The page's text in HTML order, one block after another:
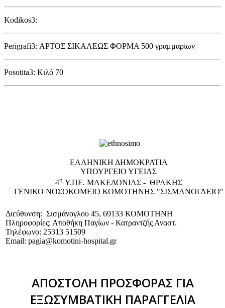
Kodikos3:
Perigrafi3: ΑΡΤΟΣ ΣΙΚΑΛΕΩΣ ΦΟΡΜΑ 500 γραμμαρίων
Posotita3: Κιλό 70
EΛΛΗΝΙΚΗ ΔΗΜΟΚΡΑΤΙΑ
ΥΠΟΥΡΓΕΙΟ ΥΓΕΙΑΣ
4η Υ.ΠΕ. ΜΑΚΕΔΟΝΙΑΣ - ΘΡΑΚΗΣ
ΓΕΝΙΚΟ NΟΣΟΚΟΜΕΙΟ ΚΟΜΟΤΗΝΗΣ "ΣΙΣΜΑΝΟΓΛΕΙΟ"
Διεύθυνση: Σισμάνογλου 45, 69133 ΚΟΜΟΤΗΝΗ
Πληροφορίες: Αποθήκη Παγίων - Κατραντζής Αναστ.
Τηλέφωνο: 25313 51509
Email: pagia@komotini-hospital.gr
ΑΠΟΣΤΟΛΗ ΠΡΟΣΦΟΡΑΣ ΓΙΑ
ΕΞΩΣΥΜΒΑΤΙΚΗ ΠΑΡΑΓΓΕΛΙΑ